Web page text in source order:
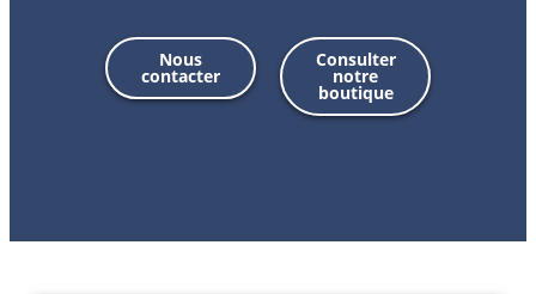
Nous
contacter
Consulter
notre
boutique